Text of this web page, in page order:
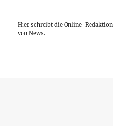
Hier schreibt die Online-Redaktion
von News.